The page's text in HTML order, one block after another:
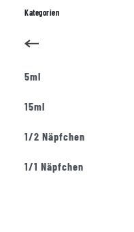
Kategorien
5ml
15ml
1/2 Näpfchen
1/1 Näpfchen